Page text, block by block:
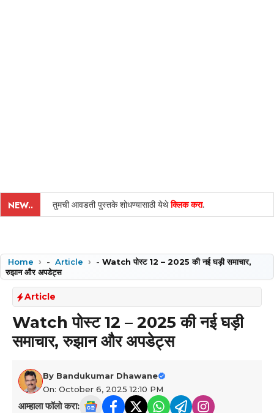
NEW.. तुमची आवडती पुस्तके शोधण्यासाठी येथेक्लिक करा.
Home - Article - Watch पोस्ट 12 – 2025 की नई घड़ी समाचार,
रुझान और अपडेट्स
Article
Watch पोस्ट 12 – 2025 की नई घड़ी
समाचार, रुझान और अपडेट्स
By Bandukumar Dhawane
On: October 6, 2025 12:10 PM
आम्हाला फॉलो करा: